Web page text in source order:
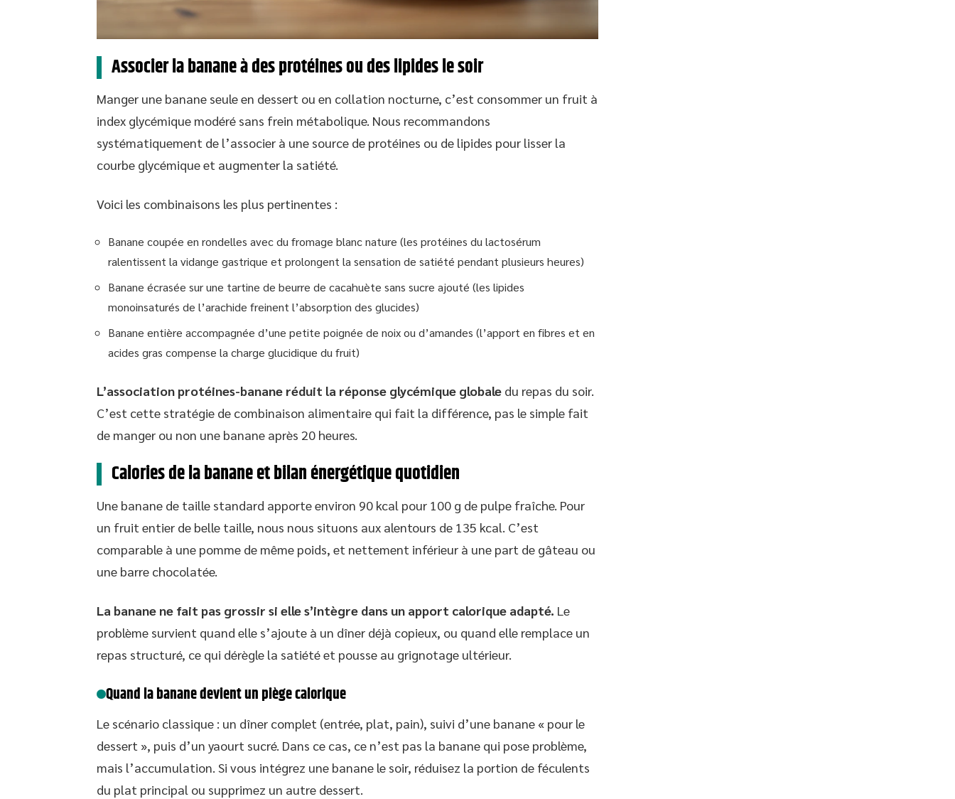
Associer la banane à des protéines ou des lipides le soir
Manger une banane seule en dessert ou en collation nocturne, c’est consommer un fruit à
index glycémique modéré sans frein métabolique. Nous recommandons
systématiquement de l’associer à une source de protéines ou de lipides pour lisser la
courbe glycémique et augmenter la satiété.
Voici les combinaisons les plus pertinentes :
Banane coupée en rondelles avec du fromage blanc nature (les protéines du lactosérum
ralentissent la vidange gastrique et prolongent la sensation de satiété pendant plusieurs heures)
Banane écrasée sur une tartine de beurre de cacahuète sans sucre ajouté (les lipides
monoinsaturés de l’arachide freinent l’absorption des glucides)
Banane entière accompagnée d’une petite poignée de noix ou d’amandes (l’apport en fibres et en
acides gras compense la charge glucidique du fruit)
L’association protéines-banane réduit la réponse glycémique globale du repas du soir.
C’est cette stratégie de combinaison alimentaire qui fait la différence, pas le simple fait
de manger ou non une banane après 20 heures.
Calories de la banane et bilan énergétique quotidien
Une banane de taille standard apporte environ 90 kcal pour 100 g de pulpe fraîche. Pour
un fruit entier de belle taille, nous nous situons aux alentours de 135 kcal. C’est
comparable à une pomme de même poids, et nettement inférieur à une part de gâteau ou
une barre chocolatée.
La banane ne fait pas grossir si elle s’intègre dans un apport calorique adapté. Le
problème survient quand elle s’ajoute à un dîner déjà copieux, ou quand elle remplace un
repas structuré, ce qui dérègle la satiété et pousse au grignotage ultérieur.
Quand la banane devient un piège calorique
Le scénario classique : un dîner complet (entrée, plat, pain), suivi d’une banane « pour le
dessert », puis d’un yaourt sucré. Dans ce cas, ce n’est pas la banane qui pose problème,
mais l’accumulation. Si vous intégrez une banane le soir, réduisez la portion de féculents
du plat principal ou supprimez un autre dessert.